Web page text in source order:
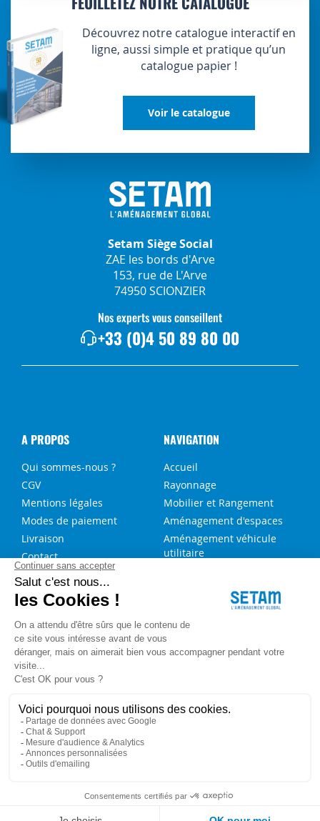
Découvrez notre catalogue interactif en
ligne, aussi simple et pratique qu’un
catalogue papier !
Voir le catalogue
Setam Siège Social
ZAE les bords d'Arve
153, rue de L'Arve
74950 SCIONZIER
Nos experts vous conseillent
+33 (0)4 50 89 80 00
A PROPOS
Qui sommes-nous ?
CGV
Mentions légales
Modes de paiement
Livraison
Contact
NAVIGATION
Accueil
Rayonnage
Mobilier et Rangement
Aménagement d'espaces
Aménagement véhicule
utilitaire
NOS SERVICES
FAQ
Blog
Aide au choix rayonnage
Service de montage
Besoin d'aide ?
Politique de confidentialité